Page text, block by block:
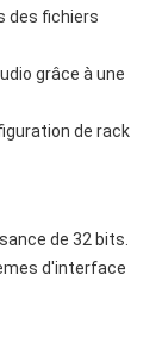
des fichiers
grâce à une
de rack
de 32 bits.
d'interface